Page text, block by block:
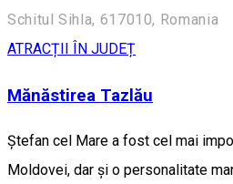
Schitul Sihla, 617010, Romania
ATRACȚII ÎN JUDEȚ
Mănăstirea Tazlău
Ștefan cel Mare a fost cel mai
Moldovei, dar și o personalitate